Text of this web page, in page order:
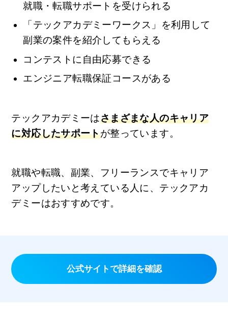
就職・転職サポートを受けられる
「テックアカデミーワークス」を利用して
副業の案件を紹介してもらえる
コンテストに自由応募できる
エンジニア転職保証コースがある
テックアカデミーはさまざまな人のキャリア
に対応したサポートが整っています。
就職や転職、副業、フリーランスでキャリア
アップしたいと考えている人に、テックアカ
デミーはおすすめです。
公式サイトで詳細を確認